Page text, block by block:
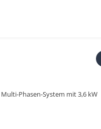
Phasen-System mit 3,6 kW